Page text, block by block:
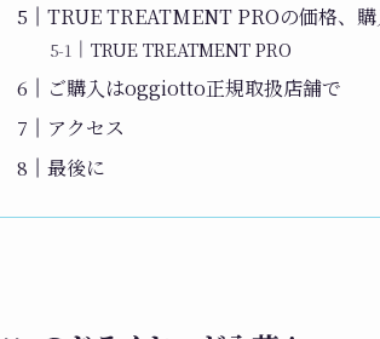
TRUE TREATMENT PROの価格、購
TRUE TREATMENT PRO
ご購入はoggiotto正規取扱店舗で
アクセス
最後に